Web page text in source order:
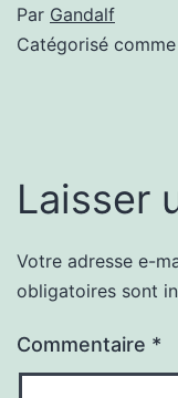
Par Gandalf
Catégorisé comme
Laisser
Votre adresse e-
obligatoires sont
Commentaire *